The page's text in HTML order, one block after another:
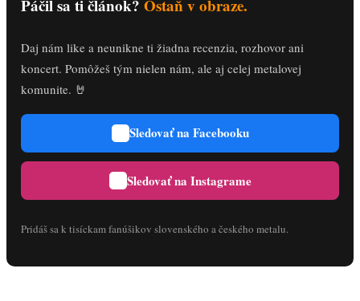
Páčil sa ti článok? Ostaň v obraze.
Daj nám like a neunikne ti žiadna recenzia, rozhovor ani
koncert. Pomôžeš tým nielen nám, ale aj celej metalovej
komunite. 🤘
Sledovať na Facebooku
Sledovať na Instagrame
Pridáš sa k tisíckam fanúšikov slovenského a českého metalu.